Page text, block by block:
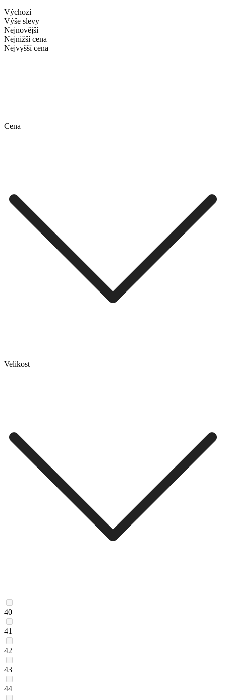
Výchozí
Výše slevy
Nejnovější
Nejnižší cena
Nejvyšší cena
Cena
Velikost
40
41
42
43
44